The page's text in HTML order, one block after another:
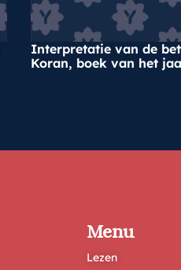
Interpretatie van de
Koran, boek van het
Menu
Lezen